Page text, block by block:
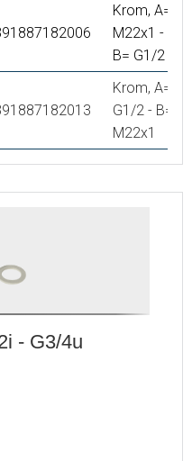
Krom, A=
M22x1 -
B= G1/2
Krom, A=
G1/2 - B=
M22x1
- G3/4u